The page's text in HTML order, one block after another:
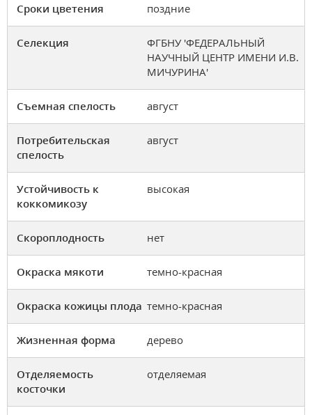
Сроки цветения поздние
Селекция
ФГБНУ 'ФЕДЕРАЛЬНЫЙ
НАУЧНЫЙ ЦЕНТР ИМЕНИ И.В.
МИЧУРИНА'
Съемная спелость август
Потребительская
спелость
август
Устойчивость к
коккомикозу
высокая
Скороплодность нет
Окраска мякоти темно-красная
Окраска кожицы плода темно-красная
Жизненная форма дерево
Отделяемость
косточки
отделяемая